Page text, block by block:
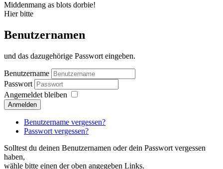
Middenmang as blots dorbie!
Hier bitte
Benutzernamen
und das dazugehörige Passwort eingeben.
Benutzername
Passwort
Angemeldet bleiben
Anmelden
Benutzername vergessen?
Passwort vergessen?
Solltest du deinen Benutzernamen oder dein Passwort vergessen
haben,
wähle bitte einen der oben angegeben Links.